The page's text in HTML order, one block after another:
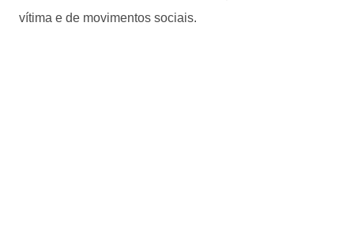
vítima e de movimentos sociais.